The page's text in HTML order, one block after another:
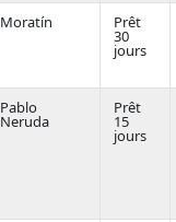
Moratín Prêt
30
jours
Pablo
Neruda
Prêt
15
jours